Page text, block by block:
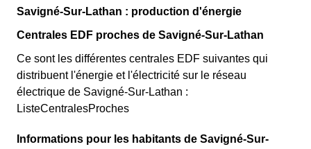
Savigné-Sur-Lathan : production d'énergie
Centrales EDF proches de Savigné-Sur-Lathan
Ce sont les différentes centrales EDF suivantes qui
distribuent l'énergie et l'électricité sur le réseau
électrique de Savigné-Sur-Lathan :
ListeCentralesProches
Informations pour les habitants de Savigné-Sur-